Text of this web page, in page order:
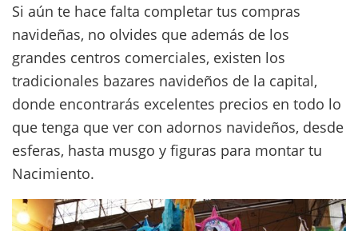
Si aún te hace falta completar tus compras
navideñas, no olvides que además de los
grandes centros comerciales, existen los
tradicionales bazares navideños de la capital,
donde encontrarás excelentes precios en todo lo
que tenga que ver con adornos navideños, desde
esferas, hasta musgo y figuras para montar tu
Nacimiento.